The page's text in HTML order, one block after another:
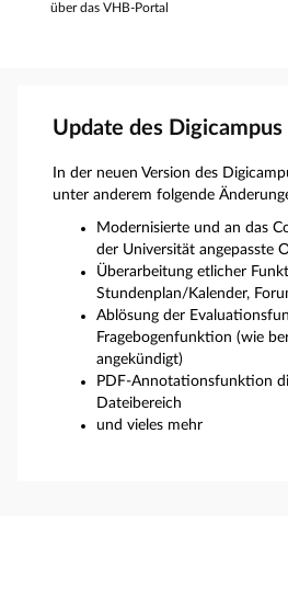
über das VHB-Portal
Update des Digicampus
In der neuen Version des
unter anderem folgende
Modernisierte und an das
der Universität angepasste
Überarbeitung etlicher
Stundenplan/Kalender,
Ablösung der
Fragebogenfunktion (wie
angekündigt)
PDF-Annotationsfunktion
Dateibereich
und vieles mehr